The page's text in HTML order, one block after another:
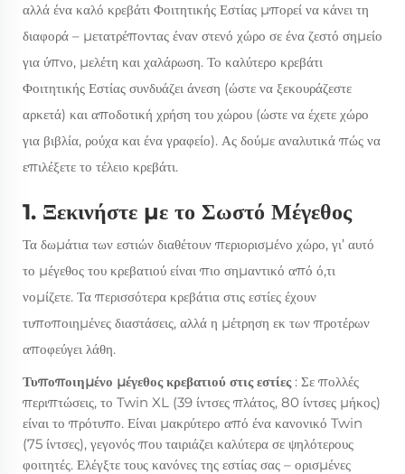
αλλά ένα καλό κρεβάτι Φοιτητικής Εστίας μπορεί να κάνει τη
διαφορά – μετατρέποντας έναν στενό χώρο σε ένα ζεστό σημείο
για ύπνο, μελέτη και χαλάρωση. Το καλύτερο κρεβάτι
Φοιτητικής Εστίας συνδυάζει άνεση (ώστε να ξεκουράζεστε
αρκετά) και αποδοτική χρήση του χώρου (ώστε να έχετε χώρο
για βιβλία, ρούχα και ένα γραφείο). Ας δούμε αναλυτικά πώς να
επιλέξετε το τέλειο κρεβάτι.
1. Ξεκινήστε με το Σωστό Μέγεθος
Τα δωμάτια των εστιών διαθέτουν περιορισμένο χώρο, γι’ αυτό
το μέγεθος του κρεβατιού είναι πιο σημαντικό από ό,τι
νομίζετε. Τα περισσότερα κρεβάτια στις εστίες έχουν
τυποποιημένες διαστάσεις, αλλά η μέτρηση εκ των προτέρων
αποφεύγει λάθη.
Τυποποιημένο μέγεθος κρεβατιού στις εστίες : Σε πολλές
περιπτώσεις, το Twin XL (39 ίντσες πλάτος, 80 ίντσες μήκος)
είναι το πρότυπο. Είναι μακρύτερο από ένα κανονικό Twin
(75 ίντσες), γεγονός που ταιριάζει καλύτερα σε ψηλότερους
φοιτητές. Ελέγξτε τους κανόνες της εστίας σας – ορισμένες